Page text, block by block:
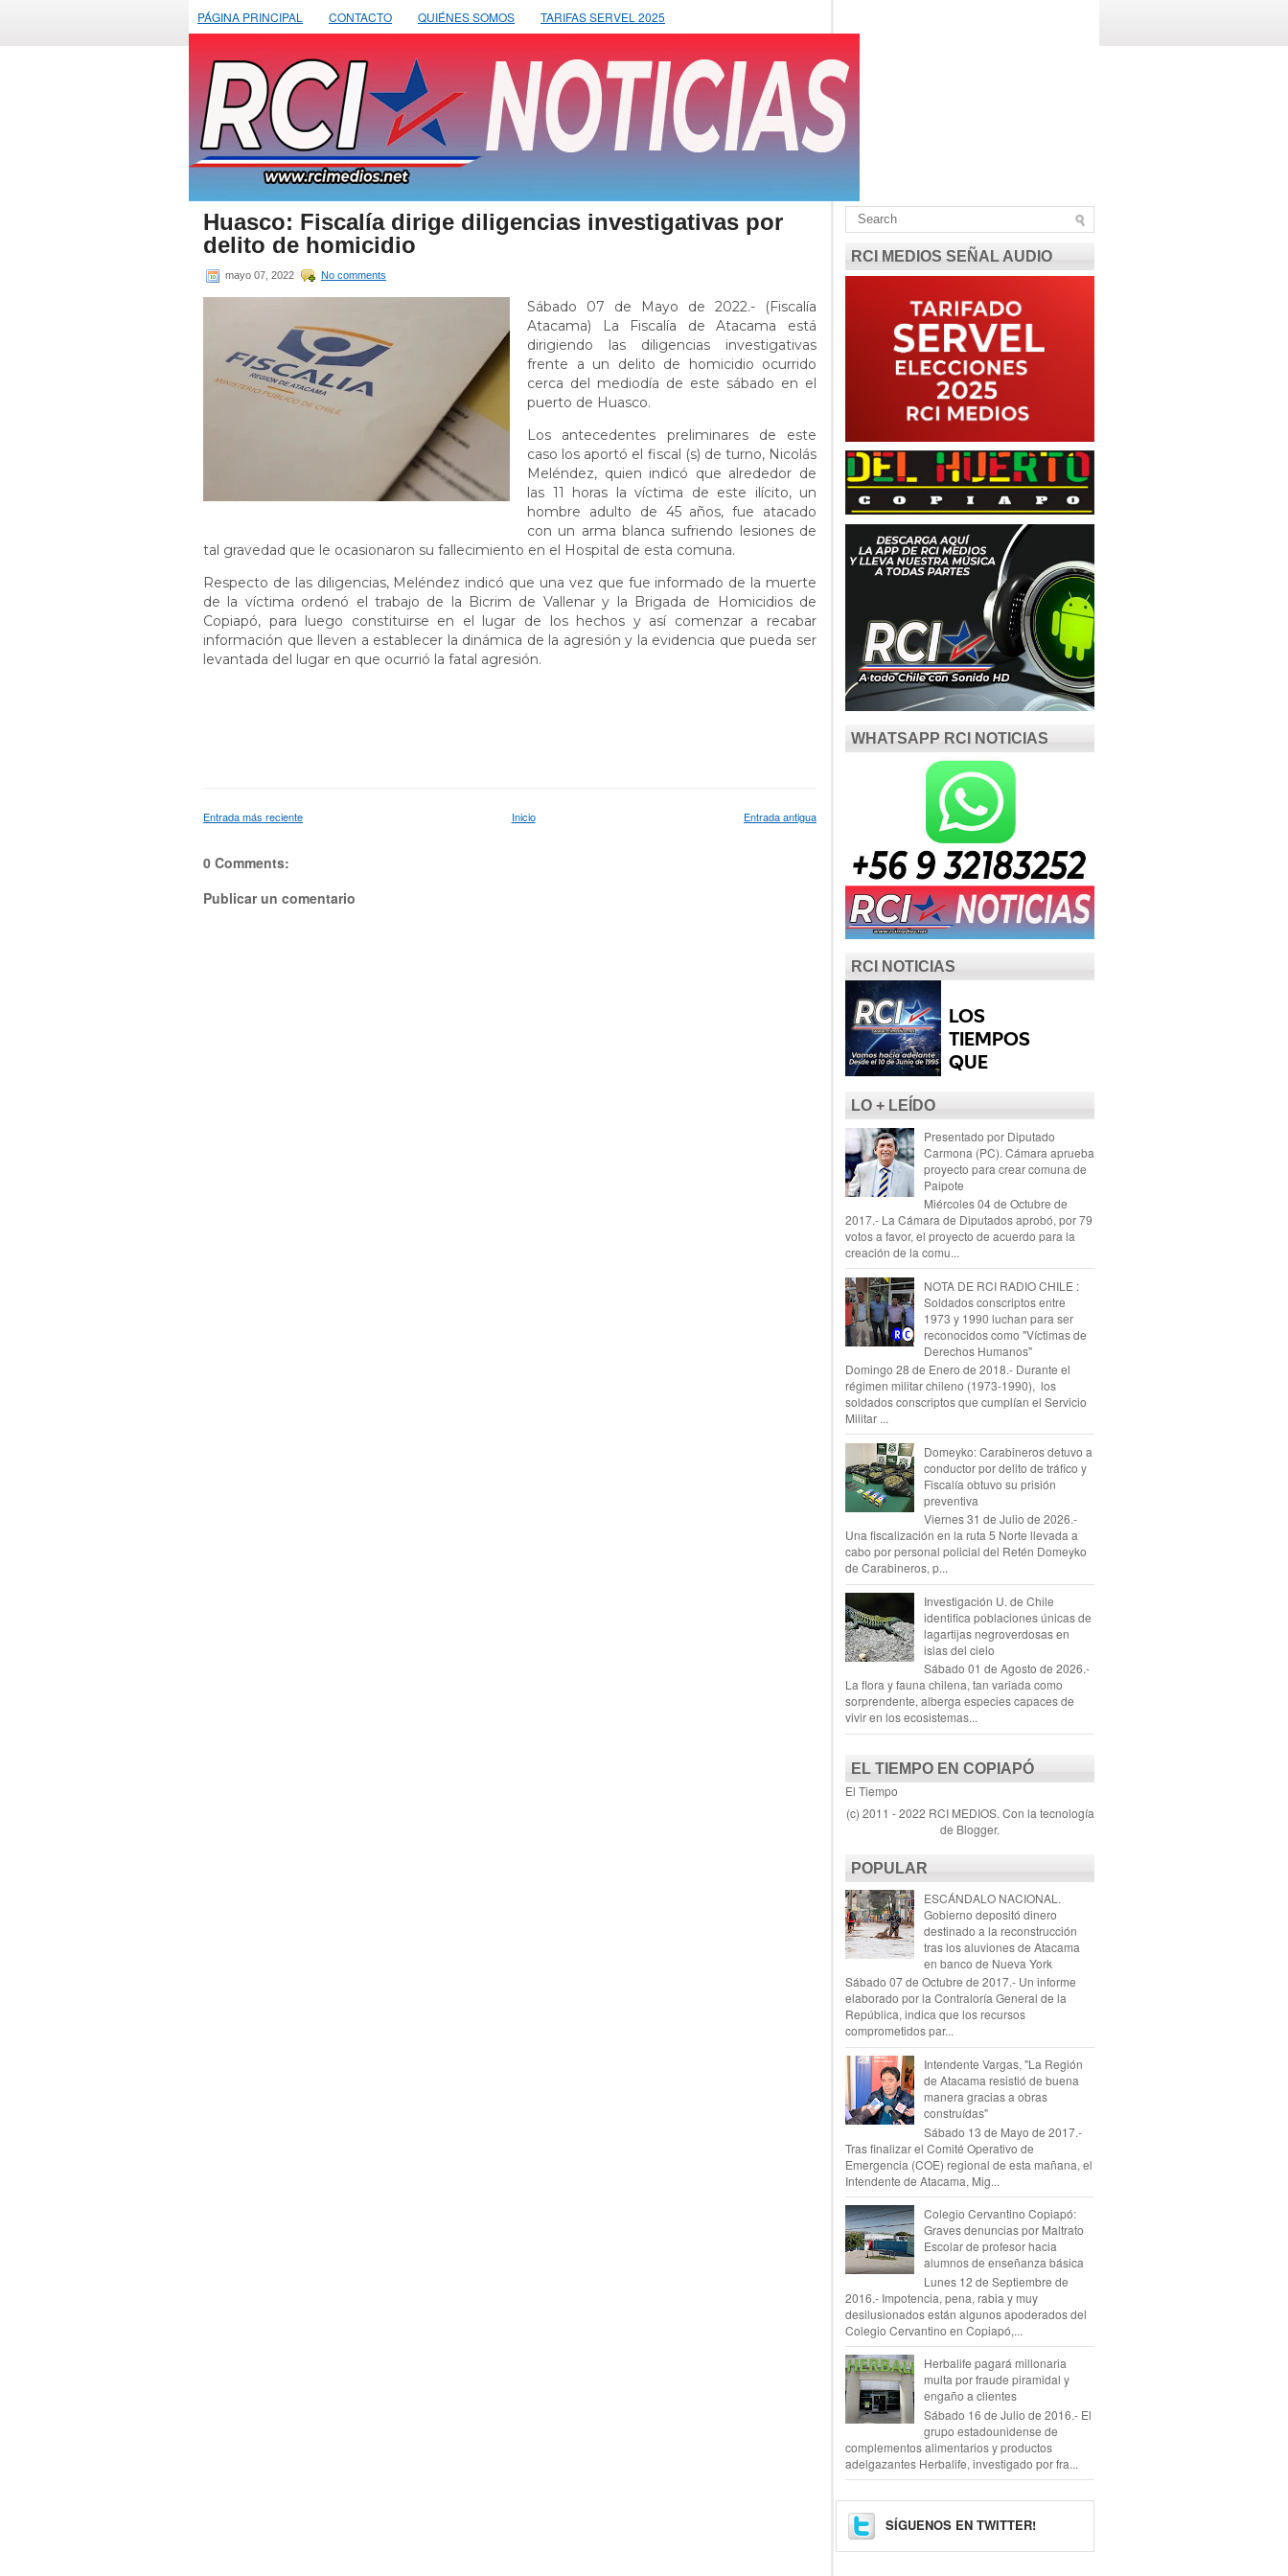
PÁGINA PRINCIPAL CONTACTO QUIÉNES SOMOS TARIFAS SERVEL 2025
Huasco: Fiscalía dirige diligencias investigativas por
delito de homicidio
mayo 07, 2022 No comments
Sábado 07 de Mayo de 2022.- (Fiscalía
Atacama) La Fiscalía de Atacama está
dirigiendo las diligencias investigativas
frente a un delito de homicidio ocurrido
cerca del mediodía de este sábado en el
puerto de Huasco.
Los antecedentes preliminares de este
caso los aportó el fiscal (s) de turno, Nicolás
Meléndez, quien indicó que alrededor de
las 11 horas la víctima de este ilícito, un
hombre adulto de 45 años, fue atacado
con un arma blanca sufriendo lesiones de
tal gravedad que le ocasionaron su fallecimiento en el Hospital de esta comuna.
Respecto de las diligencias, Meléndez indicó que una vez que fue informado de la muerte
de la víctima ordenó el trabajo de la Bicrim de Vallenar y la Brigada de Homicidios de
Copiapó, para luego constituirse en el lugar de los hechos y así comenzar a recabar
información que lleven a establecer la dinámica de la agresión y la evidencia que pueda ser
levantada del lugar en que ocurrió la fatal agresión.
Entrada más reciente Entrada antigua
Inicio
0 Comments:
Publicar un comentario
RCI MEDIOS SEÑAL AUDIO
WHATSAPP RCI NOTICIAS
RCI NOTICIAS
LO + LEÍDO
Presentado por Diputado
Carmona (PC). Cámara aprueba
proyecto para crear comuna de
Paipote
Miércoles 04 de Octubre de
2017.- La Cámara de Diputados aprobó, por 79
votos a favor, el proyecto de acuerdo para la
creación de la comu...
NOTA DE RCI RADIO CHILE :
Soldados conscriptos entre
1973 y 1990 luchan para ser
reconocidos como "Víctimas de
Derechos Humanos"
Domingo 28 de Enero de 2018.- Durante el
régimen militar chileno (1973-1990), los
soldados conscriptos que cumplían el Servicio
Militar ...
Domeyko: Carabineros detuvo a
conductor por delito de tráfico y
Fiscalía obtuvo su prisión
preventiva
Viernes 31 de Julio de 2026.-
Una fiscalización en la ruta 5 Norte llevada a
cabo por personal policial del Retén Domeyko
de Carabineros, p...
Investigación U. de Chile
identifica poblaciones únicas de
lagartijas negroverdosas en
islas del cielo
Sábado 01 de Agosto de 2026.-
La flora y fauna chilena, tan variada como
sorprendente, alberga especies capaces de
vivir en los ecosistemas...
EL TIEMPO EN COPIAPÓ
El Tiempo
(c) 2011 - 2022 RCI MEDIOS. Con la tecnología
de Blogger.
POPULAR
ESCÁNDALO NACIONAL.
Gobierno depositó dinero
destinado a la reconstrucción
tras los aluviones de Atacama
en banco de Nueva York
Sábado 07 de Octubre de 2017.- Un informe
elaborado por la Contraloría General de la
República, indica que los recursos
comprometidos par...
Intendente Vargas, "La Región
de Atacama resistió de buena
manera gracias a obras
construídas"
Sábado 13 de Mayo de 2017.-
Tras finalizar el Comité Operativo de
Emergencia (COE) regional de esta mañana, el
Intendente de Atacama, Mig...
Colegio Cervantino Copiapó:
Graves denuncias por Maltrato
Escolar de profesor hacia
alumnos de enseñanza básica
Lunes 12 de Septiembre de
2016.- Impotencia, pena, rabia y muy
desilusionados están algunos apoderados del
Colegio Cervantino en Copiapó,...
Herbalife pagará millonaria
multa por fraude piramidal y
engaño a clientes
Sábado 16 de Julio de 2016.- El
grupo estadounidense de
complementos alimentarios y productos
adelgazantes Herbalife, investigado por fra...
SÍGUENOS EN TWITTER!